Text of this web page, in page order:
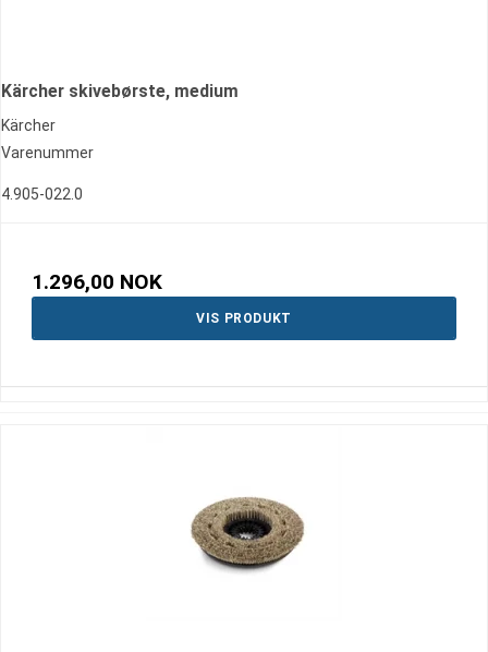
Kärcher skivebørste, medium
Kärcher
Varenummer
4.905-022.0
1.296,00 NOK
VIS PRODUKT